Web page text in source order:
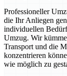
Professioneller
die Ihr Anliegen
individuellen
Umzug. Wir
Transport und die
konzentrieren
wie möglich zu